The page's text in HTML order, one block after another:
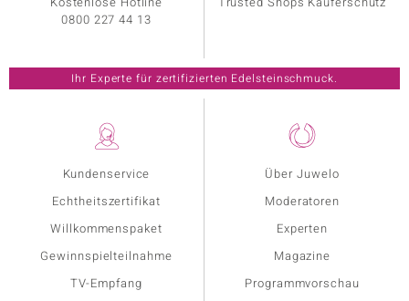
Kundenservice
Echtheitszertifikat
Willkommenspaket
Gewinnspielteilnahme
TV-Empfang
Über Juwelo
Moderatoren
Experten
Magazine
Programmvorschau
0800 227 44 13
Ihr Experte für zertifizierten Edelsteinschmuck.